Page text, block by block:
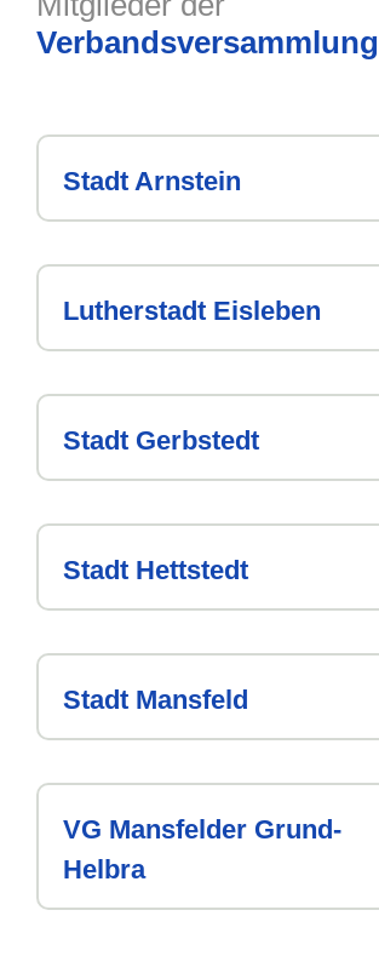
Verbandsversammlung
Stadt Arnstein
Lutherstadt Eisleben
Stadt Gerbstedt
Stadt Hettstedt
Stadt Mansfeld
VG Mansfelder Grund-
Helbra